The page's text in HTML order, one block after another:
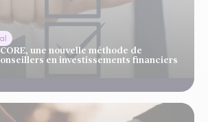
une nouvelle méthode de
en investissements financiers